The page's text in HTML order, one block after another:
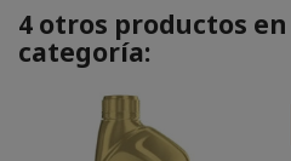
4 otros productos
categoría: